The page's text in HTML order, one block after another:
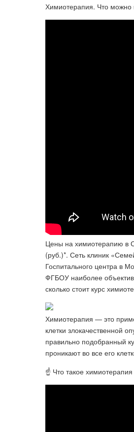
Химиотерапия. Что можно
Цены на химиотерапию в
(руб.)*. Сеть клиник
Госпитального центра в
ФГБОУ наиболее
сколько стоит курс
Химиотерапия — это
клетки злокачественной
правильно подобранный
проникают во все его
☝ Что такое